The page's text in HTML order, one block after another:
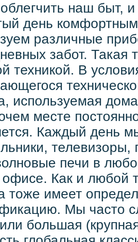
наш быт,
день
различные
забот. Такая
техникой. В
используемая
месте
Каждый день
печи в
Как и любой
тоже имеет
Мы часто
большая